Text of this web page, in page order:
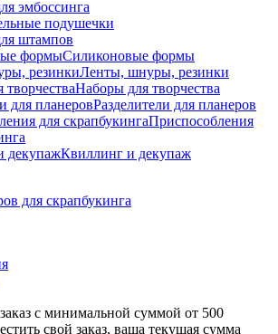
эмбоссинга
подушечки
штампов
Силиконовые формы
Ленты, шнуры, резинки
Наборы для творчества
Разделители для планеров
Приспособления
Квиллинг и декупаж
для скрапбукинга
с минимальной суммой от 500
свой заказ, ваша текущая сумма